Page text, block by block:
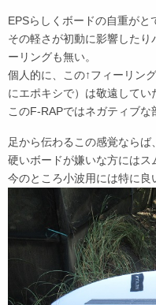
EPSらしくボードの自重がと
その軽さが初動に影響したり
ーリングも無い。
個人的に、この↑フィーリン
にエポキシで）は敬遠してい
このF-RAPではネガティブな
足から伝わるこの感覚なら
硬いボードが嫌いな方にはス
今のところ小波用には特に良